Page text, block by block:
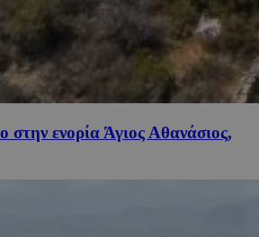
στην ενορία Άγιος Αθανάσιος,